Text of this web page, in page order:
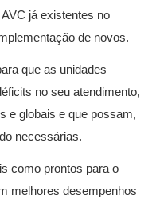
já existentes no
de novos.
que as unidades
no seu atendimento,
e globais e que possam,
necessárias.
como prontos para o
melhores desempenhos